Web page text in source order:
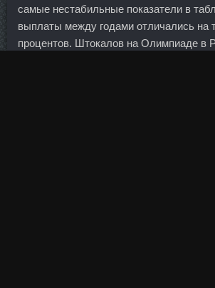
самые нестабильные показатели в
выплаты между годами отличались на
процентов. Штокалов на Олимпиаде в